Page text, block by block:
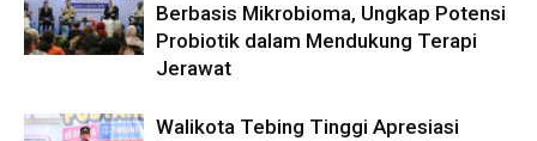
Berbasis Mikrobioma, Ungkap Potensi
Probiotik dalam Mendukung Terapi
Jerawat
Walikota Tebing Tinggi Apresiasi